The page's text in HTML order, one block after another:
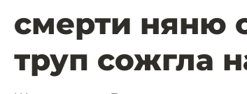
смерти няню
труп сожгла